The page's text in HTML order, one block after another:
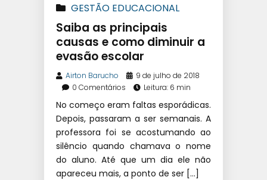
GESTÃO EDUCACIONAL
Saiba as principais
causas e como diminuir a
evasão escolar
Airton Barucho
9 de julho de 2018
0 Comentários
Leitura: 6 min
No começo eram faltas esporádicas.
Depois, passaram a ser semanais. A
professora foi se acostumando ao
silêncio quando chamava o nome
do aluno. Até que um dia ele não
apareceu mais, a ponto de ser […]